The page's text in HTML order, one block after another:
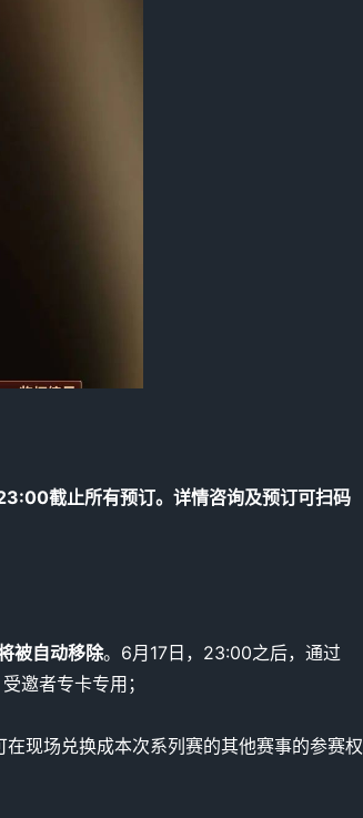
截止所有预订。详情咨询及预订可扫码
被自动移除。6月17日，23:00之后，通过
邀者专卡专用；
现场兑换成本次系列赛的其他赛事的参赛权